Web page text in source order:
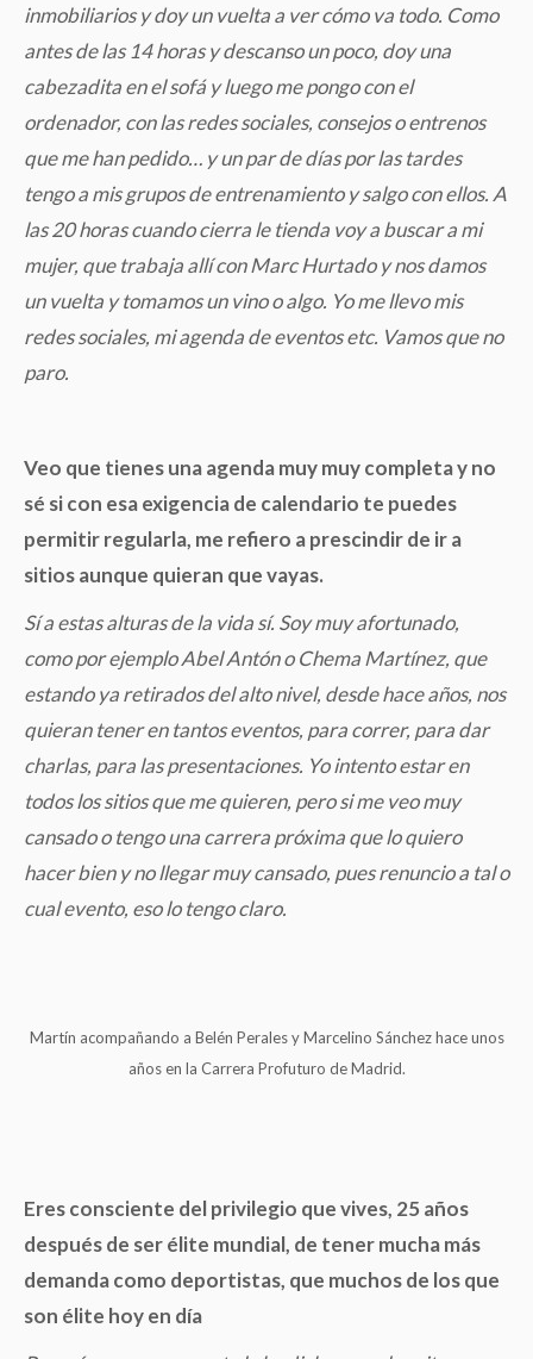
inmobiliarios y doy un vuelta a ver cómo va todo. Como
antes de las 14 horas y descanso un poco, doy una
cabezadita en el sofá y luego me pongo con el
ordenador, con las redes sociales, consejos o entrenos
que me han pedido… y un par de días por las tardes
tengo a mis grupos de entrenamiento y salgo con ellos. A
las 20 horas cuando cierra le tienda voy a buscar a mi
mujer, que trabaja allí con Marc Hurtado y nos damos
un vuelta y tomamos un vino o algo. Yo me llevo mis
redes sociales, mi agenda de eventos etc. Vamos que no
paro.
Veo que tienes una agenda muy muy completa y no
sé si con esa exigencia de calendario te puedes
permitir regularla, me refiero a prescindir de ir a
sitios aunque quieran que vayas.
Sí a estas alturas de la vida sí. Soy muy afortunado,
como por ejemplo Abel Antón o Chema Martínez, que
estando ya retirados del alto nivel, desde hace años, nos
quieran tener en tantos eventos, para correr, para dar
charlas, para las presentaciones. Yo intento estar en
todos los sitios que me quieren, pero si me veo muy
cansado o tengo una carrera próxima que lo quiero
hacer bien y no llegar muy cansado, pues renuncio a tal o
cual evento, eso lo tengo claro.
Martín acompañando a Belén Perales y Marcelino Sánchez hace unos
años en la Carrera Profuturo de Madrid.
Eres consciente del privilegio que vives, 25 años
después de ser élite mundial, de tener mucha más
demanda como deportistas, que muchos de los que
son élite hoy en día